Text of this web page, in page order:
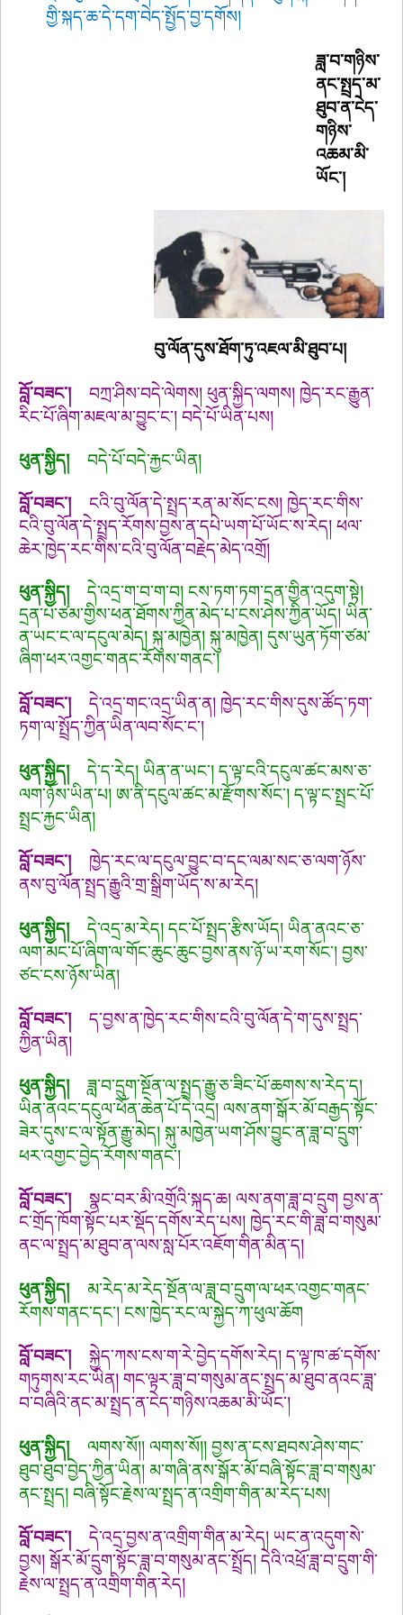
གྱི་སྐད་ཆ་དེ་དག་བེད་སྤྱོད་བྱ་དགོས།
ཟླ་བ་གཉིས་
ནང་སྤྲད་མ་
ཐུབ་ན་ངེད་
གཉིས་
འཆམ་མི་
ཡོང་།
བུ་ལོན་དུས་ཐོག་ཏུ་འཇལ་མི་ཐུབ་པ།
བློ་བཟང་། བཀྲ་ཤིས་བདེ་ལེགས། ཕུན་སྐྱིད་ལགས། ཁྱེད་རང་རྒྱུན་
རིང་པོ་ཞིག་མཇལ་མ་བྱུང་ང་། བདེ་པོ་ཡིན་པས།
ཕུན་སྐྱིད། བདེ་པོ་བདེ་རྐྱང་ཡིན།
བློ་བཟང་། ངའི་བུ་ལོན་དེ་སྤྲད་རན་མ་སོང་ངས། ཁྱེད་རང་གིས་
ངའི་བུ་ལོན་དེ་སྤྲད་རོགས་བྱས་ན་དཔེ་ཡག་པོ་ཡོང་ས་རེད། ཕལ་
ཆེར་ཁྱེད་རང་གིས་ངའི་བུ་ལོན་བརྗེད་མེད་འགྲོ།
ཕུན་སྐྱིད། དེ་འདྲ་ག་བ་ག་བ། ངས་ཏག་ཏག་དྲན་གྱིན་འདུག་སྟེ།
དྲན་པ་ཙམ་གྱིས་ཕན་ཐོགས་ཀྱིན་མེད་པ་ངས་ཤེས་ཀྱིན་ཡོད། ཡིན་
ན་ཡང་ང་ལ་དངུལ་མེད། སྐུ་མཁྱེན། སྐུ་མཁྱེན། དུས་ཡུན་ཏོག་ཙམ་
ཞིག་ཕར་འགྱང་གནང་རོགས་གནང་།
བློ་བཟང་། དེ་འདྲ་གང་འདྲ་ཡིན་ན། ཁྱེད་རང་གིས་དུས་ཚོད་ཏག་
ཏག་ལ་སྤྲོད་ཀྱིན་ཡིན་ལབ་སོང་ང་།
ཕུན་སྐྱིད། དེ་ད་རེད། ཡིན་ན་ཡང་། ད་ལྟ་ངའི་དངུལ་ཚང་མས་ཅ་
ལག་ཉོས་ཡིན་པ། ཨ་ནི་དངུལ་ཚང་མ་རྫོགས་སོང་། ད་ལྟ་ང་སྤྲང་པོ་
སྤྲང་རྐྱང་ཡིན།
བློ་བཟང་། ཁྱེད་རང་ལ་དངུལ་བྱུང་བ་དང་ལམ་སང་ཅ་ལག་ཉོས་
ནས་བུ་ལོན་སྤྲད་རྒྱུའི་གྲ་སྒྲིག་ཡོད་ས་མ་རེད།
ཕུན་སྐྱིད། དེ་འདྲ་མ་རེད། དང་པོ་སྤྲད་རྩིས་ཡོད། ཡིན་ནའང་ཅ་
ལག་མང་པོ་ཞིག་ལ་གོང་ཆུང་ཆུང་བྱས་ནས་ཉོ་ཡ་རག་སོང་། བྱས་
ཙང་ངས་ཉོས་ཡིན།
བློ་བཟང་། ད་བྱས་ན་ཁྱེད་རང་གིས་ངའི་བུ་ལོན་དེ་ག་དུས་སྤྲད་
ཀྱིན་ཡིན།
ཕུན་སྐྱིད།ཟླ་བ་དྲུག་སྔོན་ལ་སྤྲད་རྒྱུ་ཅ་ཟིང་པོ་ཆགས་ས་རེད་ད།
ཡིན་ནའང་དངུལ་ཕོན་ཆེན་པོ་དེ་འདྲ། ལས་ནག་སྒོར་མོ་བརྒྱད་སྟོང་
ཟེར་དུས་ང་ལ་སྟོན་རྒྱུ་མེད། སྐུ་མཁྱེན་ཡག་ཤོས་བྱུང་ན་ཟླ་བ་དྲུག་
ཕར་འགྱང་བྱེད་རོགས་གནང་།
བློ་བཟང་། སྣང་བར་མི་འགྲོའི་སྐད་ཆ། ལས་ནག་ཟླ་བ་དྲུག བྱས་ན་
ང་གྲོད་ཁོག་སྟོང་པར་སྡོད་དགོས་རེད་པས། ཁྱེད་རང་གི་ཟླ་བ་གསུམ་
ནང་ལ་སྤྲད་མ་ཐུབ་ན་ལས་སླ་པོར་འཇོག་གིན་མིན་ད།
ཕུན་སྐྱིད། མ་རེད་མ་རེད་སྔོན་ལ་ཟླ་བ་དྲུག་ལ་ཕར་འགྱང་གནང་
རོགས་གནང་དང་། ངས་ཁྱེད་རང་ལ་སྐྱེད་ཀ་ཕུལ་ཆོག
བློ་བཟང་། སྐྱེད་ཀས་ངས་ག་རེ་བྱེད་དགོས་རེད། ད་ལྟ་ཁ་ཚ་དགོས་
གཏུགས་རང་ཡིན། གང་ལྟར་ཟླ་བ་གསུམ་ནང་སྤྲད་མ་ཐུབ་ནའང་ཟླ་
བ་བཞིའི་ནང་མ་སྤྲད་ན་ངེད་གཉིས་འཆམ་མི་ཡོང་།
ཕུན་སྐྱིད། ལགས་སོ།། ལགས་སོ།། བྱས་ན་ངས་ཐབས་ཤེས་གང་
ཐུབ་ཐུབ་བྱེད་ཀྱིན་ཡིན། མ་གཞི་ནས་སྒོར་མོ་བཞི་སྟོང་ཟླ་བ་གསུམ་
ནང་སྤྲད། བཞི་སྟོང་རྗེས་ལ་སྤྲད་ན་འགྲིག་གིན་མ་རེད་པས།
བློ་བཟང་། དེ་འདྲ་བྱས་ན་འགྲིག་གིན་མ་རེད། ཡང་ན་འདུག་སེ་
བྱས། སྒོར་མོ་དྲུག་སྟོང་ཟླ་བ་གསུམ་ནང་སྤྲོད། དེའི་འཕྲོ་ཟླ་བ་དྲུག་གི་
རྗེས་ལ་སྤྲད་ན་འགྲིག་གིན་རེད།